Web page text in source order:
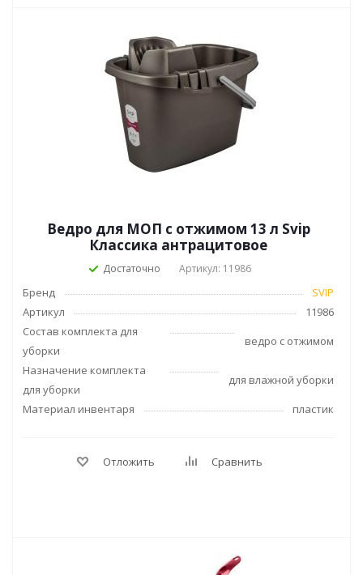
Ведро для МОП с отжимом 13 л Svip
Классика антрацитовое
Достаточно Артикул: 11986
Бренд
SVIP
Артикул
11986
Состав комплекта для
уборки
ведро с отжимом
Назначение комплекта
для уборки
для влажной уборки
Материал инвентаря
пластик
Отложить Сравнить